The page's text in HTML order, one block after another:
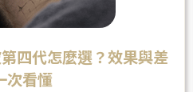
四代怎麼選？效果與差
次看懂